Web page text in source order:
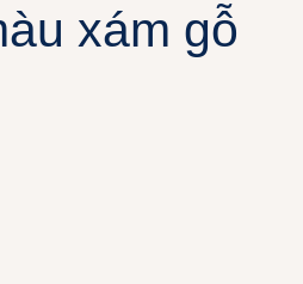
xám gỗ